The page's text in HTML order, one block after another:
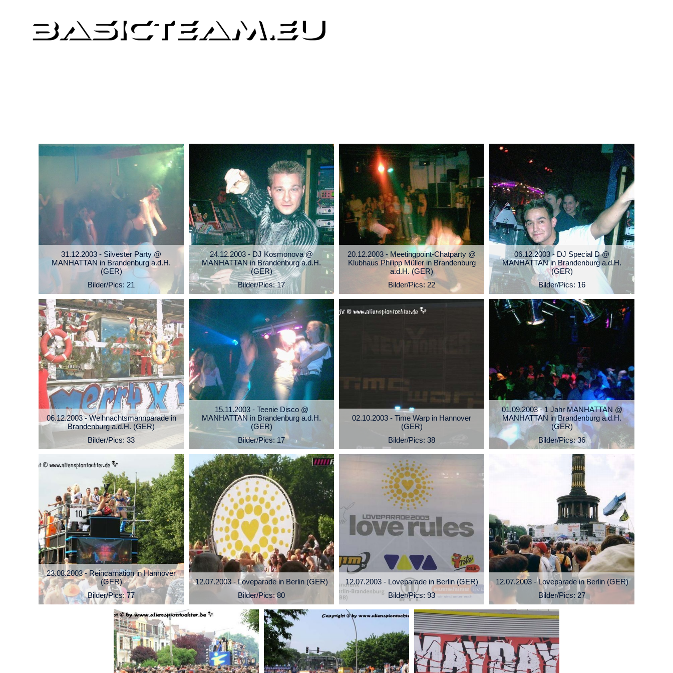
31.12.2003 - Silvester Party @
MANHATTAN in Brandenburg a.d.H.
(GER)
Bilder/Pics: 21
24.12.2003 - DJ Kosmonova @
MANHATTAN in Brandenburg a.d.H.
(GER)
Bilder/Pics: 17
20.12.2003 - Meetingpoint-Chatparty @
Klubhaus Philipp Müller in Brandenburg
a.d.H. (GER)
Bilder/Pics: 22
06.12.2003 - DJ Special D @
MANHATTAN in Brandenburg a.d.H.
(GER)
Bilder/Pics: 16
06.12.2003 - Weihnachtsmannparade in
Brandenburg a.d.H. (GER)
Bilder/Pics: 33
15.11.2003 - Teenie Disco @
MANHATTAN in Brandenburg a.d.H.
(GER)
Bilder/Pics: 17
02.10.2003 - Time Warp in Hannover
(GER)
Bilder/Pics: 38
01.09.2003 - 1 Jahr MANHATTAN @
MANHATTAN in Brandenburg a.d.H.
(GER)
Bilder/Pics: 36
23.08.2003 - Reincarnation in Hannover
(GER)
Bilder/Pics: 77
12.07.2003 - Loveparade in Berlin (GER)
Bilder/Pics: 80
12.07.2003 - Loveparade in Berlin (GER)
Bilder/Pics: 93
12.07.2003 - Loveparade in Berlin (GER)
Bilder/Pics: 27